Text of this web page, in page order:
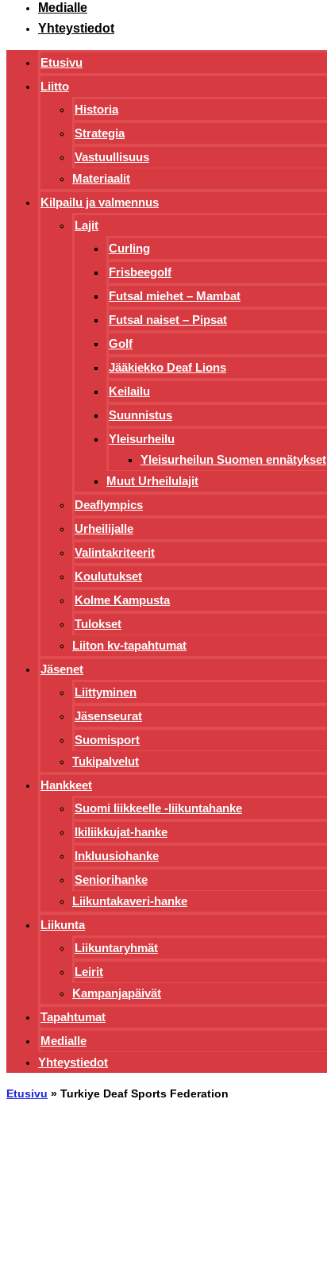
Medialle
Yhteystiedot
Etusivu
Liitto
Historia
Strategia
Vastuullisuus
Materiaalit
Kilpailu ja valmennus
Lajit
Curling
Frisbeegolf
Futsal miehet – Mambat
Futsal naiset – Pipsat
Golf
Jääkiekko Deaf Lions
Keilailu
Suunnistus
Yleisurheilu
Yleisurheilun Suomen ennätykset
Muut Urheilulajit
Deaflympics
Urheilijalle
Valintakriteerit
Koulutukset
Kolme Kampusta
Tulokset
Liiton kv-tapahtumat
Jäsenet
Liittyminen
Jäsenseurat
Suomisport
Tukipalvelut
Hankkeet
Suomi liikkeelle -liikuntahanke
Ikiliikkujat-hanke
Inkluusiohanke
Seniorihanke
Liikuntakaveri-hanke
Liikunta
Liikuntaryhmät
Leirit
Kampanjapäivät
Tapahtumat
Medialle
Yhteystiedot
Etusivu » Turkiye Deaf Sports Federation